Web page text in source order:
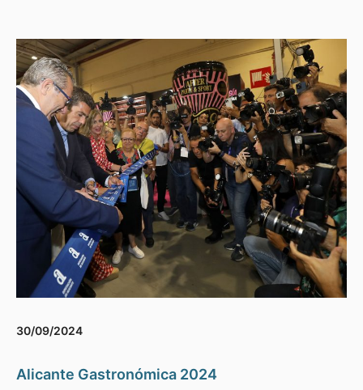
30/09/2024
Alicante Gastronómica 2024